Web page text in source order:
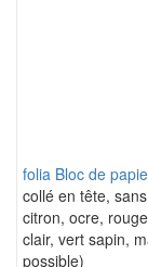
folia Bloc de
collé en tête,
citron, ocre,
clair, vert sapin,
possible)